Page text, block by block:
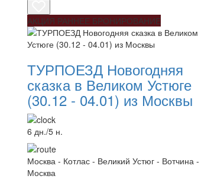
АКЦИЯ РАННЕЕ БРОНИРОВАНИЕ
ТУРПОЕЗД Новогодняя
сказка в Великом Устюге
(30.12 - 04.01) из Москвы
6 дн./5 н.
Москва - Котлас - Великий Устюг - Вотчина -
Москва